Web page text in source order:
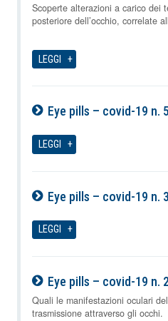
09-08-2026
Scoperte alterazioni a carico dei
posteriore dell’occhio, correlate
LEGGI
Eye pills – covid-19 n. 5
LEGGI
Eye pills – covid-19 n. 3
LEGGI
Eye pills – covid-19 n. 2
09-08-2026
Quali le manifestazioni oculari
trasmissione attraverso gli occhi.